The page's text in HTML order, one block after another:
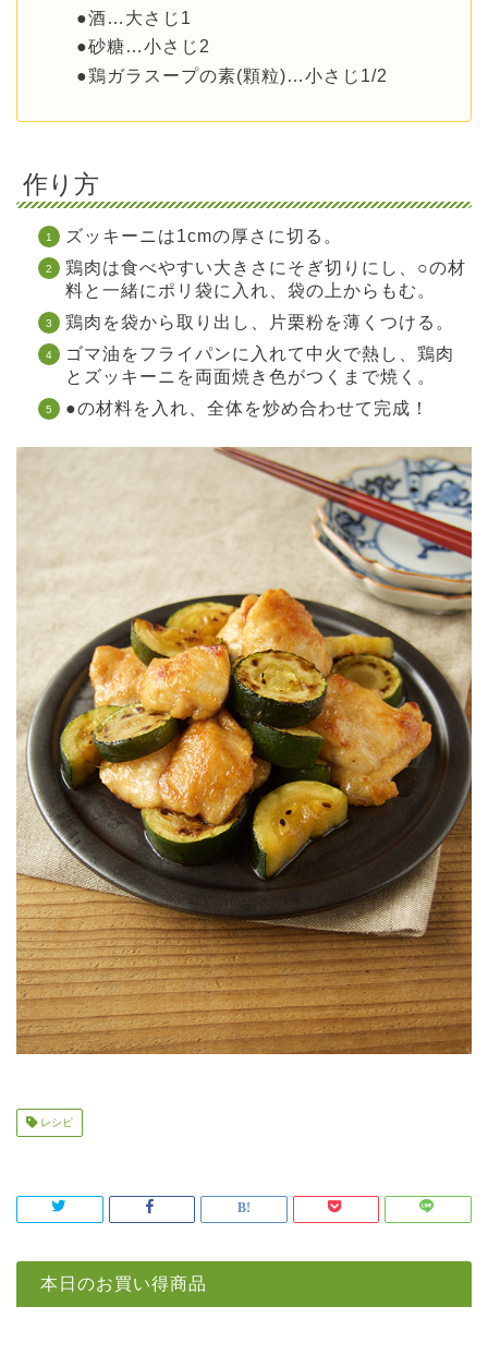
●酒…大さじ1
●砂糖…小さじ2
●鶏ガラスープの素(顆粒)…小さじ1/2
作り方
ズッキーニは1cmの厚さに切る。
鶏肉は食べやすい大きさにそぎ切りにし、○の材
料と一緒にポリ袋に入れ、袋の上からもむ。
鶏肉を袋から取り出し、片栗粉を薄くつける。
ゴマ油をフライパンに入れて中火で熱し、鶏肉
とズッキーニを両面焼き色がつくまで焼く。
●の材料を入れ、全体を炒め合わせて完成！
レシピ
本日のお買い得商品